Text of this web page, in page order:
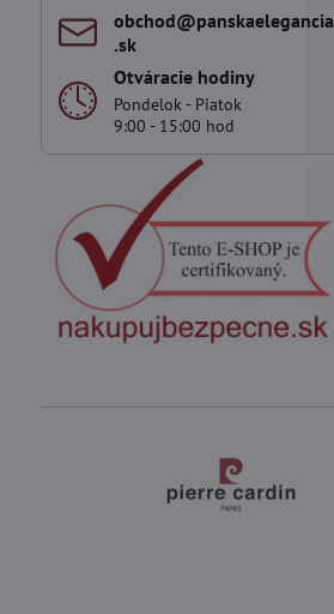
obchod​@panskaelegancia​
.sk
Otváracie hodiny
Pondelok - Piatok
9:00 - 15:00 hod